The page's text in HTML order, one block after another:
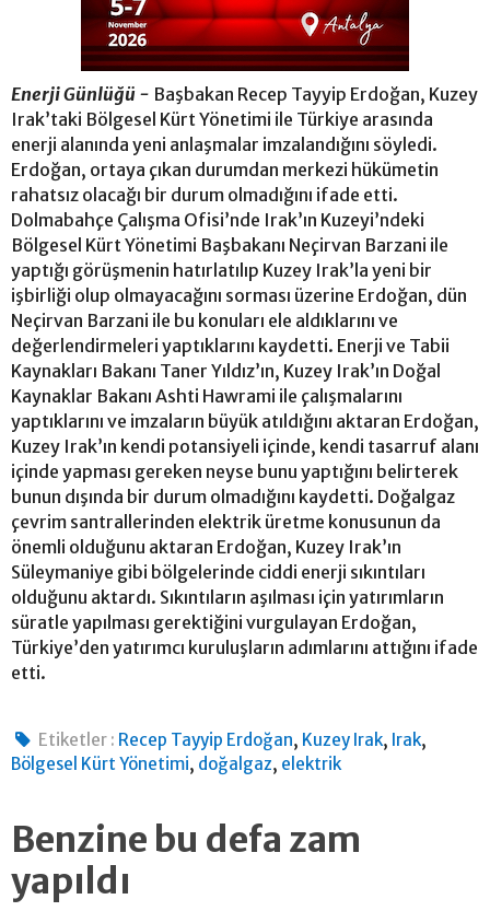
Enerji Günlüğü - Başbakan Recep Tayyip Erdoğan, Kuzey
Irak’taki Bölgesel Kürt Yönetimi ile Türkiye arasında
enerji alanında yeni anlaşmalar imzalandığını söyledi.
Erdoğan, ortaya çıkan durumdan merkezi hükümetin
rahatsız olacağı bir durum olmadığını ifade etti.
Dolmabahçe Çalışma Ofisi’nde Irak’ın Kuzeyi’ndeki
Bölgesel Kürt Yönetimi Başbakanı Neçirvan Barzani ile
yaptığı görüşmenin hatırlatılıp Kuzey Irak’la yeni bir
işbirliği olup olmayacağını sorması üzerine Erdoğan, dün
Neçirvan Barzani ile bu konuları ele aldıklarını ve
değerlendirmeleri yaptıklarını kaydetti. Enerji ve Tabii
Kaynakları Bakanı Taner Yıldız’ın, Kuzey Irak’ın Doğal
Kaynaklar Bakanı Ashti Hawrami ile çalışmalarını
yaptıklarını ve imzaların büyük atıldığını aktaran Erdoğan,
Kuzey Irak’ın kendi potansiyeli içinde, kendi tasarruf alanı
içinde yapması gereken neyse bunu yaptığını belirterek
bunun dışında bir durum olmadığını kaydetti. Doğalgaz
çevrim santrallerinden elektrik üretme konusunun da
önemli olduğunu aktaran Erdoğan, Kuzey Irak’ın
Süleymaniye gibi bölgelerinde ciddi enerji sıkıntıları
olduğunu aktardı. Sıkıntıların aşılması için yatırımların
süratle yapılması gerektiğini vurgulayan Erdoğan,
Türkiye’den yatırımcı kuruluşların adımlarını attığını ifade
etti.
Etiketler : Recep Tayyip Erdoğan, Kuzey Irak, Irak,
Bölgesel Kürt Yönetimi, doğalgaz, elektrik
Benzine bu defa zam
yapıldı